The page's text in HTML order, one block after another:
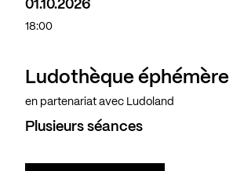
01.10.2026
18:00
Ludothèque éphémère
en partenariat avec Ludoland
Plusieurs séances